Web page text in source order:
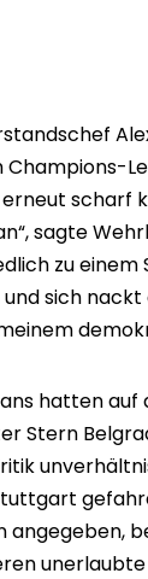
erneut scharf
sagte
zu
sich nackt
hatten auf
Stern